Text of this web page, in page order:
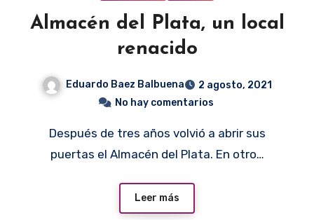
Almacén del Plata, un local
renacido
Eduardo Baez Balbuena
2 agosto, 2021
No hay comentarios
Después de tres años volvió a abrir sus
puertas el Almacén del Plata. En otro…
Leer más